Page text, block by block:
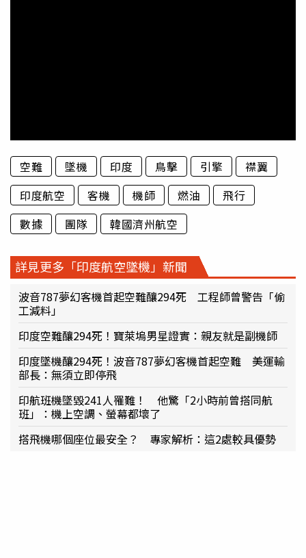
空難 墜機 印度 鳥擊 引擎
襟翼
印度航空
客機 機師 燃油
飛行
數據
團隊 韓國濟州航空
詳見更多「印度航空墜機」新聞
波音787夢幻客機首起空難釀294死 工程師曾警告「偷
工減料」
印度空難釀294死！寶萊塢男星證實：親友就是副機師
印度墜機釀294死！波音787夢幻客機首起空難 美運輸
部長：無須立即停飛
印航班機墜毀241人罹難！ 他驚「2小時前曾搭同航
班」：機上空調、螢幕都壞了
搭飛機哪個座位最安全？ 專家解析：這2處較具優勢